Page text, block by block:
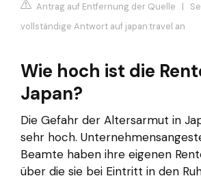
Antrag auf Entfernung der Quelle |
vollständige Antwort auf japan.travel an
Wie hoch ist die
Japan?
Die Gefahr der Altersarmut in
sehr hoch.
Beamte haben ihre eigenen
über die sie bei Eintritt in den